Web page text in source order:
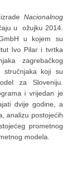
Nacionalnog
u ožujku 2014.
u kojem su
Ivo Pilar i tvrtka
zagrebačkog
stručnjaka koji su
za Sloveniju.
i vrijedan je
dvije godine, a
analizu postojećih
prometnog
modela.